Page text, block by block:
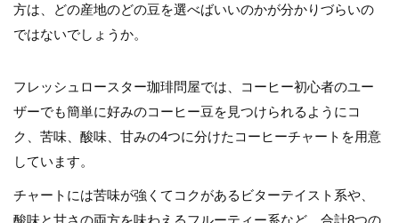
方は、どの産地のどの豆を選べばいいのかが分かりづらいの
ではないでしょうか。
フレッシュロースター珈琲問屋では、コーヒー初心者のユー
ザーでも簡単に好みのコーヒー豆を見つけられるようにコ
ク、苦味、酸味、甘みの4つに分けたコーヒーチャートを用意
しています。
チャートには苦味が強くてコクがあるビターテイスト系や、
酸味と甘さの両方を味わえるフルーティー系など、合計8つの